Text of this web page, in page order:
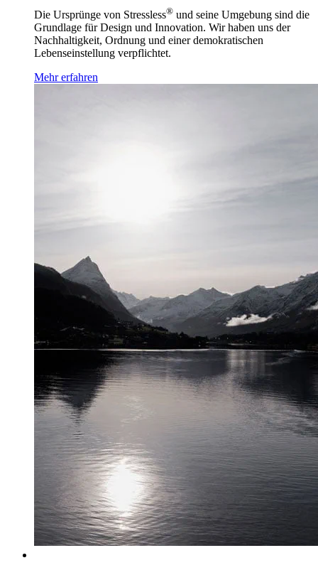
Die Ursprünge von Stressless® und seine Umgebung sind die
Grundlage für Design und Innovation. Wir haben uns der
Nachhaltigkeit, Ordnung und einer demokratischen
Lebenseinstellung verpflichtet.
Mehr erfahren